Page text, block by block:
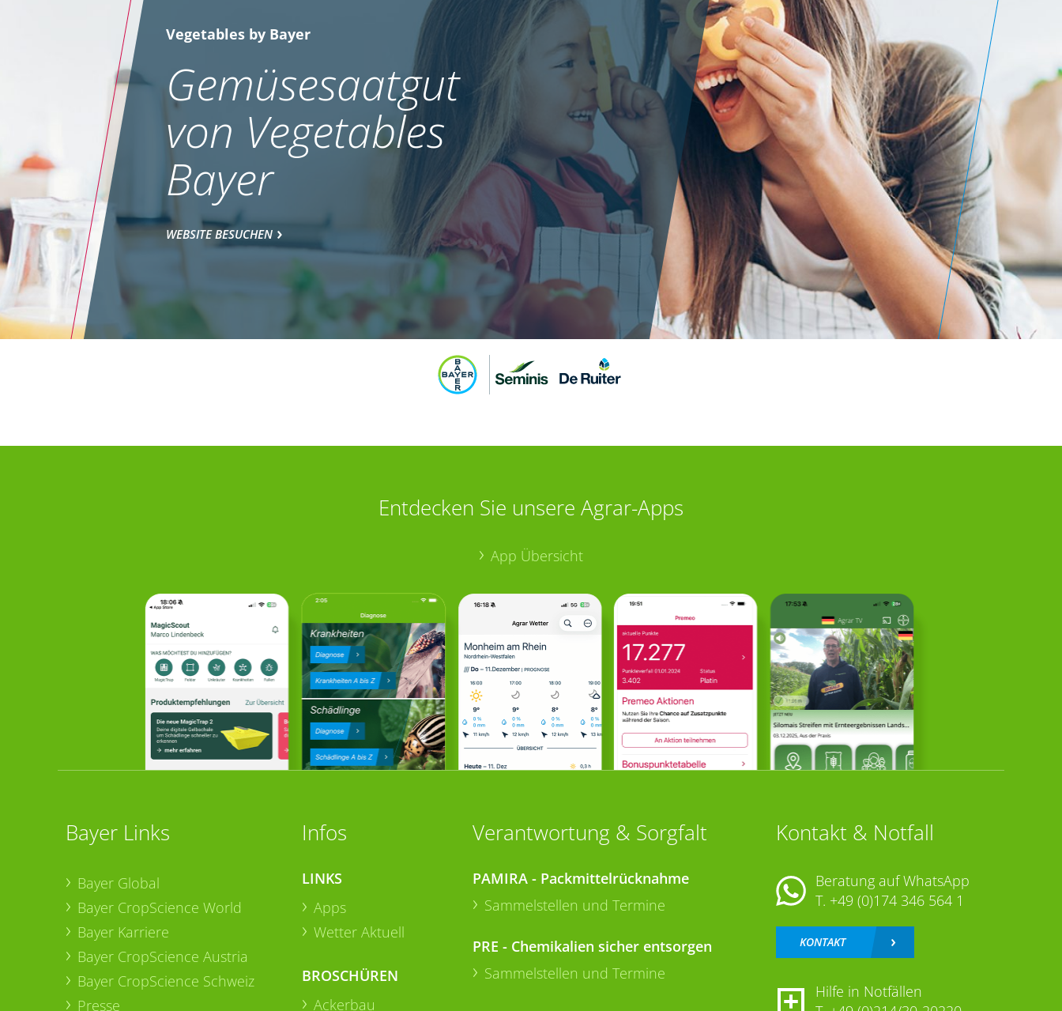
Vegetables by Bayer
Gemüsesaatgut
von Vegetables
Bayer
WEBSITE BESUCHEN
Entdecken Sie unsere Agrar-Apps
App Übersicht
Bayer Links
Bayer Global
Bayer CropScience World
Bayer Karriere
Bayer CropScience Austria
Bayer CropScience Schweiz
Presse
Infos
LINKS
Apps
Wetter Aktuell
BROSCHÜREN
Ackerbau
Verantwortung & Sorgfalt
PAMIRA - Packmittelrücknahme
Sammelstellen und Termine
PRE - Chemikalien sicher entsorgen
Sammelstellen und Termine
Kontakt & Notfall
Beratung auf WhatsApp
T. +49 (0)174 346 564 1
KONTAKT
Hilfe in Notfällen